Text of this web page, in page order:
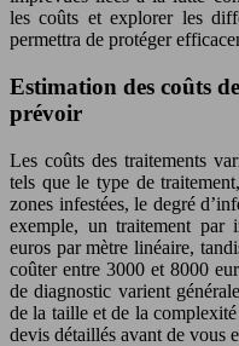
les coûts et explorer les
permettra de protéger
Estimation des coûts
prévoir
Les coûts des traitements
tels que le type de
zones infestées, le degré
exemple, un traitement par
euros par mètre linéaire,
coûter entre 3000 et 8000
de diagnostic varient
de la taille et de la
devis détaillés avant de vous